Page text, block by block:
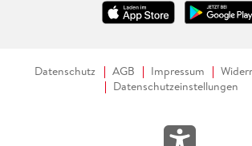
Datenschutz AGB Impressum
Datenschutzeinstellungen